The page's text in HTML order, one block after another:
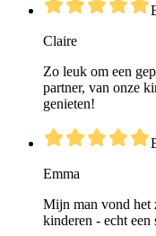
Claire
Zo leuk om een
partner, van onze
genieten!
Emma
Mijn man vond het
kinderen - echt een